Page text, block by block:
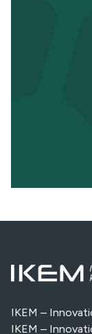
IKEM –
IKEM –